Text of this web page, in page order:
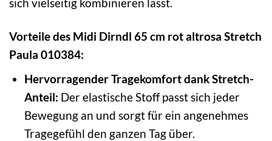
Vorteile des Midi Dirndl 65 cm rot altrosa Stretch
Paula 010384:
Hervorragender Tragekomfort dank Stretch-
Anteil: Der elastische Stoff passt sich jeder
Bewegung an und sorgt für ein angenehmes
Tragegefühl den ganzen Tag über.